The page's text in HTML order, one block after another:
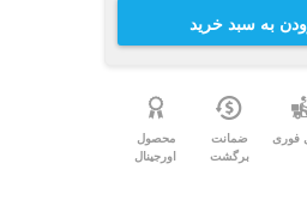
به سبد خرید
فوری
ضمانت
برگشت
محصول
اورجینال